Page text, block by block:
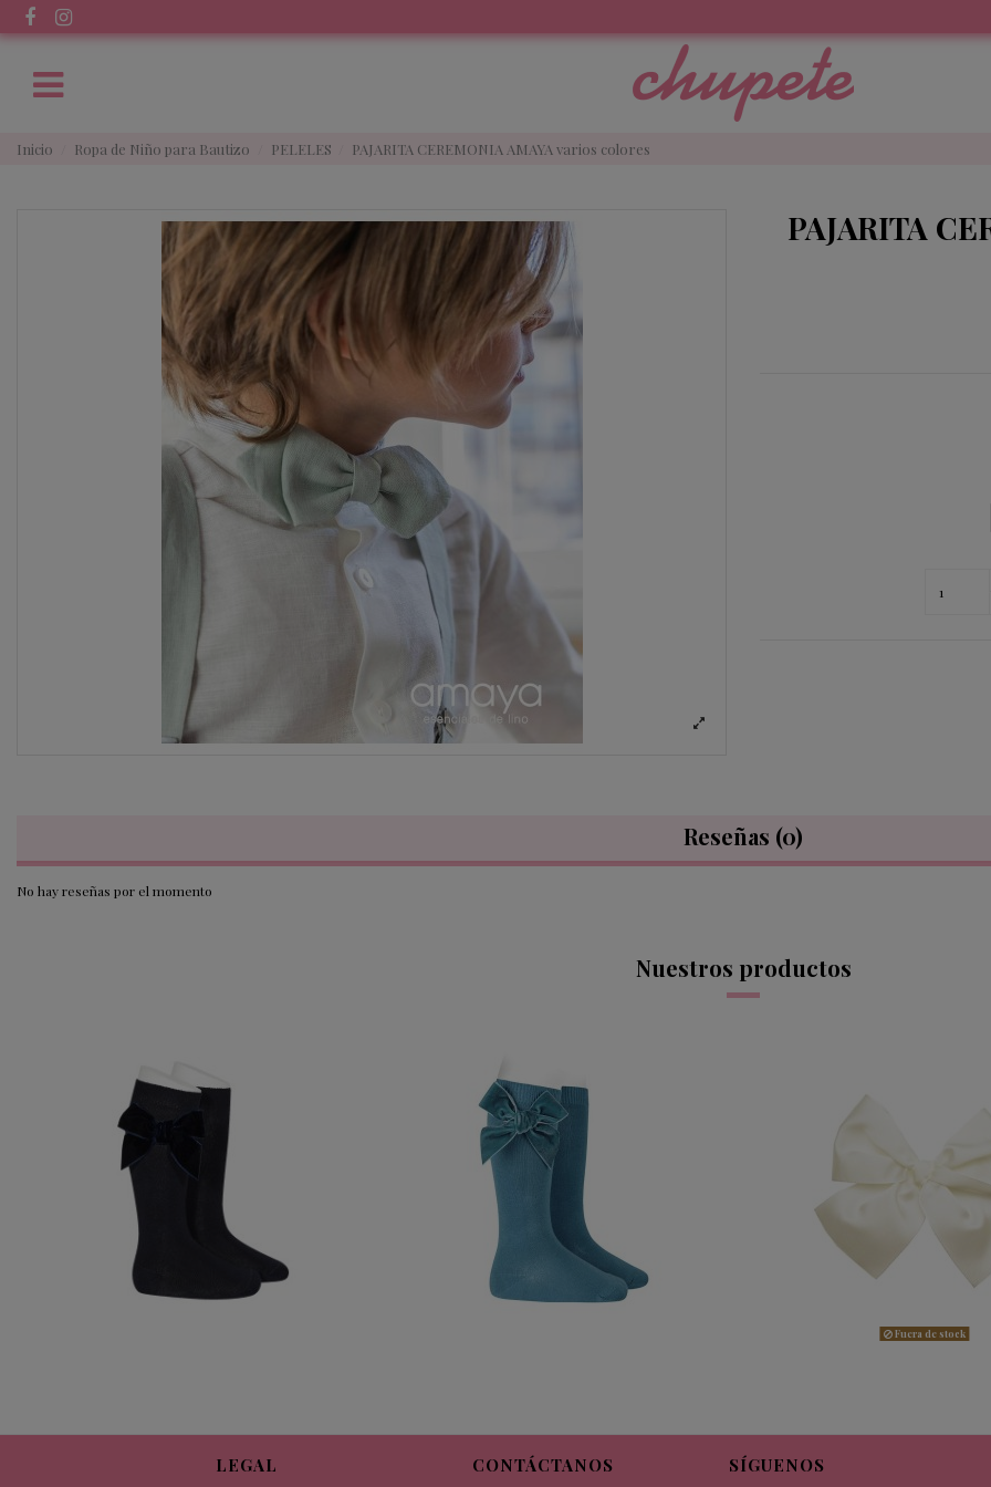
Inicio Ropa de Niño para Bautizo PELELES PAJARITA CEREMONIA AMAYA varios colores
PAJARITA
Reseñas (0)
No hay reseñas por el momento
Nuestros productos
CALCETIN ALTO LAZO TERCIOPELO
CONDOR MARINO 480
12,95 €
Fuera de stock
LEGAL CONTÁCTANOS SÍGUENOS